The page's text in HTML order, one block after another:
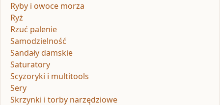
Ryby i owoce morza
Ryż
Rzuć palenie
Samodzielność
Sandały damskie
Saturatory
Scyzoryki i multitools
Sery
Skrzynki i torby narzędziowe